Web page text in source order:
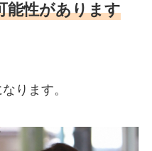
能性があります
ります。